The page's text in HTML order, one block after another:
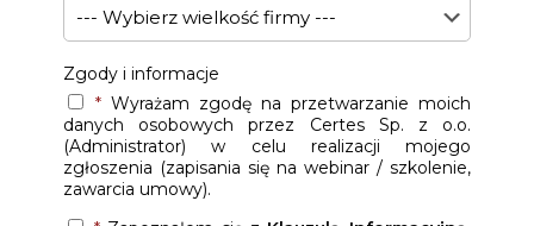
Zgody i informacje
* Wyrażam zgodę na przetwarzanie moich
danych osobowych przez Certes Sp. z o.o.
(Administrator) w celu realizacji mojego
zgłoszenia (zapisania się na webinar / szkolenie,
zawarcia umowy).